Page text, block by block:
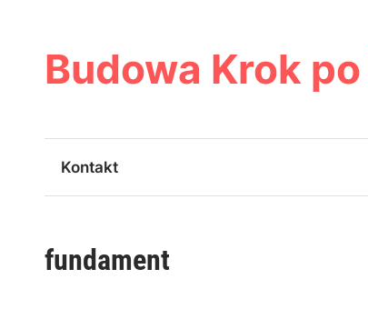
contentBudowa Krok
Kontakt
fundament